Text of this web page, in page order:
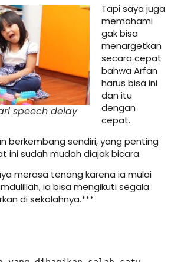
speech delay
Tapi saya juga
memahami
gak bisa
menargetkan
secara cepat
bahwa Arfan
harus bisa ini
dan itu
dengan
cepat.
berkembang sendiri, yang penting
ini sudah mudah diajak bicara.
merasa tenang karena ia mulai
ia bisa mengikuti segala
di sekolahnya.***